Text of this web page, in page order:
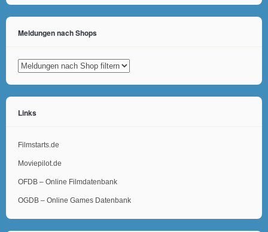
Meldungen nach Shops
Links
Filmstarts.de
Moviepilot.de
OFDB – Online Filmdatenbank
OGDB – Online Games Datenbank